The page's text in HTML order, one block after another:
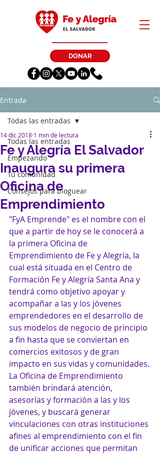
DONAR
Entrada
Todas las entradas
Empezando
Tu comunidad
Consejos para bloguear
Todas las entradas
Fe y Alegría El Salvador
Inaugura su primera
Oficina de
Emprendimiento
14 dic 2018 1 min de lectura
"FyA Emprende" es el nombre con el
que a partir de hoy se le conocerá a
la primera Oficina de
Emprendimiento de Fe y Alegría, la
cual está situada en el Centro de
Formación Fe y Alegría Santa Ana y
tendrá como objetivo apoyar y
acompañar a las y los jóvenes
emprendedores en el desarrollo de
sus modelos de negocio de principio
a fin hasta que se conviertan en
comercios exitosos y de gran
impacto en sus vidas y comunidades.
La Oficina de Emprendimiento
también brindará atención,
asesorías y formación a las y los
jóvenes, y buscará generar
vinculaciones con otras instituciones
afines al emprendimiento con el fin
de unificar acciones que permitan